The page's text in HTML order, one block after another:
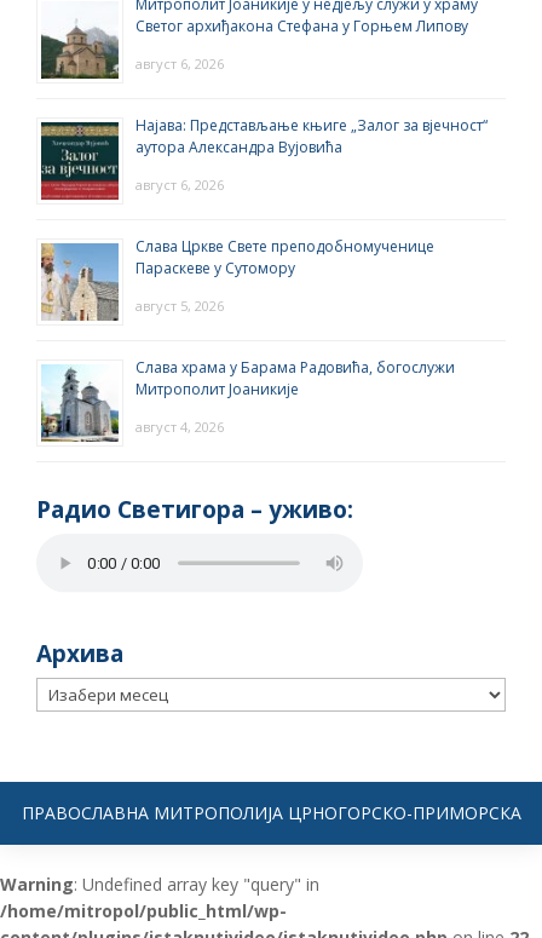
Светог архиђакона Стефана у Горњем Липову
август 6, 2026
Најава: Представљање књиге „Залог за вјечност“
аутора Александра Вујовића
август 6, 2026
Слава Цркве Свете преподобномученице
Параскеве у Сутомору
август 5, 2026
Слава храма у Барама Радовића, богослужи
Митрополит Јоаникије
август 4, 2026
Радио Светигора – yживо:
Архива
Архива
ПРАВОСЛАВНА МИТРОПОЛИЈА ЦРНОГОРСКО-ПРИМОРСКА
Warning: Undefined array key "query" in
/home/mitropol/public_html/wp-